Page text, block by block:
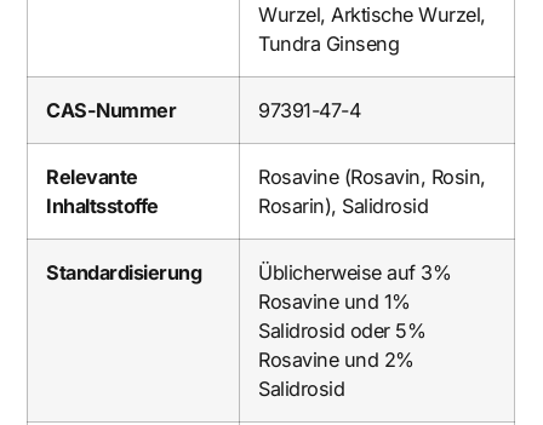
Wurzel, Arktische Wurzel,
Tundra Ginseng
CAS-Nummer 97391-47-4
Relevante
Inhaltsstoffe
Rosavine (Rosavin, Rosin,
Rosarin), Salidrosid
Standardisierung
Üblicherweise auf 3%
Rosavine und 1%
Salidrosid oder 5%
Rosavine und 2%
Salidrosid